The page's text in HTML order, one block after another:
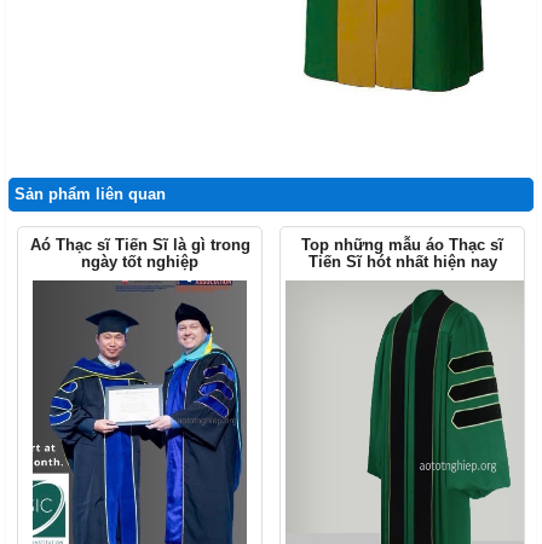
Sản phẩm liên quan
Aó Thạc sĩ Tiến Sĩ là gì trong
ngày tốt nghiệp
Top những mẫu áo Thạc sĩ
Tiến Sĩ hót nhất hiện nay